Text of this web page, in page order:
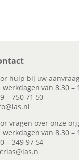
hulp bij uw
werkdagen van 8.30 –
– 750 71 50
vragen over onze
werkdagen van 8.30 –
– 349 97 54